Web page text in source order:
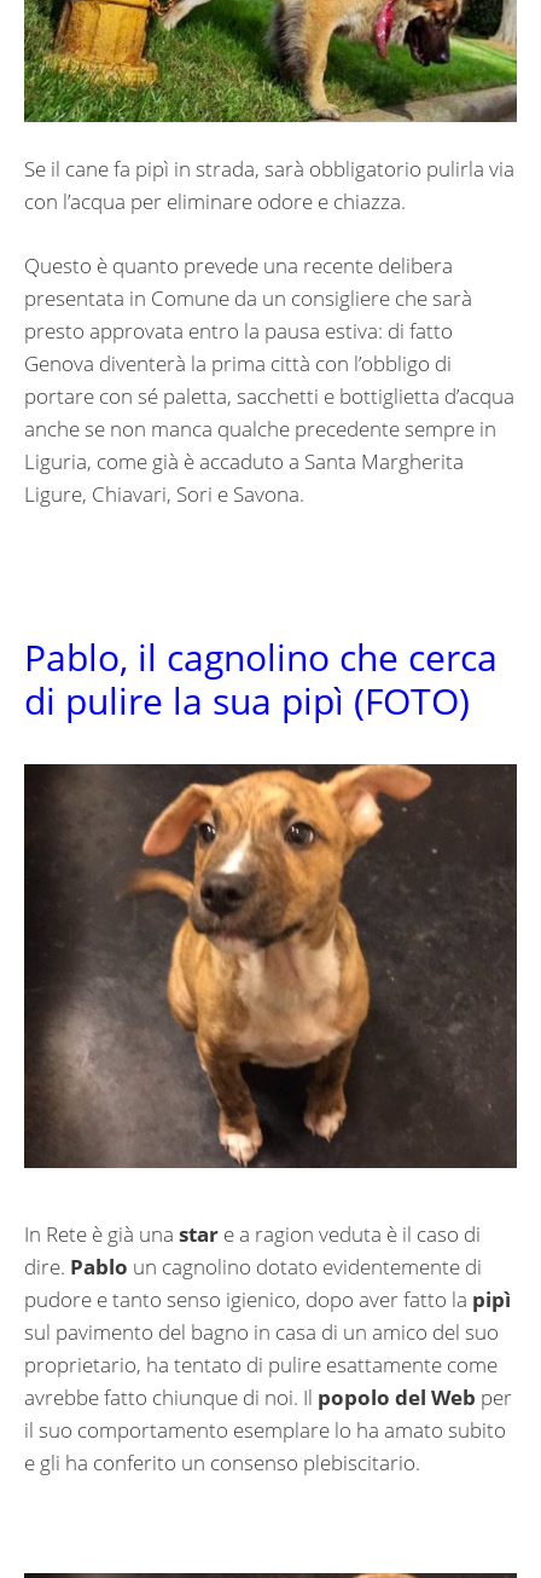
Se il cane fa pipì in strada, sarà obbligatorio pulirla via
con l’acqua per eliminare odore e chiazza.
Questo è quanto prevede una recente delibera
presentata in Comune da un consigliere che sarà
presto approvata entro la pausa estiva: di fatto
Genova diventerà la prima città con l’obbligo di
portare con sé paletta, sacchetti e bottiglietta d’acqua
anche se non manca qualche precedente sempre in
Liguria, come già è accaduto a Santa Margherita
Ligure, Chiavari, Sori e Savona.
Pablo, il cagnolino che cerca
di pulire la sua pipì (FOTO)
In Rete è già una star e a ragion veduta è il caso di
dire. Pablo un cagnolino dotato evidentemente di
pudore e tanto senso igienico, dopo aver fatto la pipì
sul pavimento del bagno in casa di un amico del suo
proprietario, ha tentato di pulire esattamente come
avrebbe fatto chiunque di noi. Il popolo del Web per
il suo comportamento esemplare lo ha amato subito
e gli ha conferito un consenso plebiscitario.